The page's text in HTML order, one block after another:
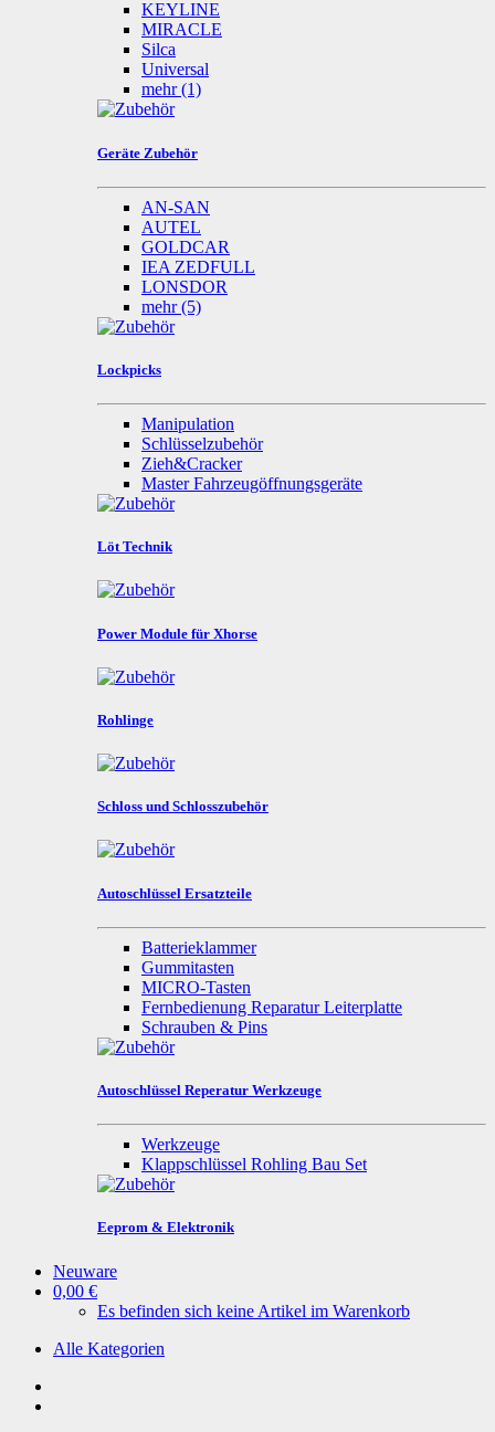
KEYLINE
MIRACLE
Silca
Universal
mehr(1)
Geräte Zubehör
AN-SAN
AUTEL
GOLDCAR
IEA ZEDFULL
LONSDOR
mehr(5)
Lockpicks
Manipulation
Schlüsselzubehör
Zieh&Cracker
Master Fahrzeugöffnungsgeräte
Löt Technik
Power Module für Xhorse
Rohlinge
Schloss und Schlosszubehör
Autoschlüssel Ersatzteile
Batterieklammer
Gummitasten
MICRO-Tasten
Fernbedienung Reparatur Leiterplatte
Schrauben & Pins
Autoschlüssel Reperatur Werkzeuge
Werkzeuge
Klappschlüssel Rohling Bau Set
Eeprom & Elektronik
Neuware
0,00 €
Es befinden sich keine Artikel im Warenkorb
Alle Kategorien